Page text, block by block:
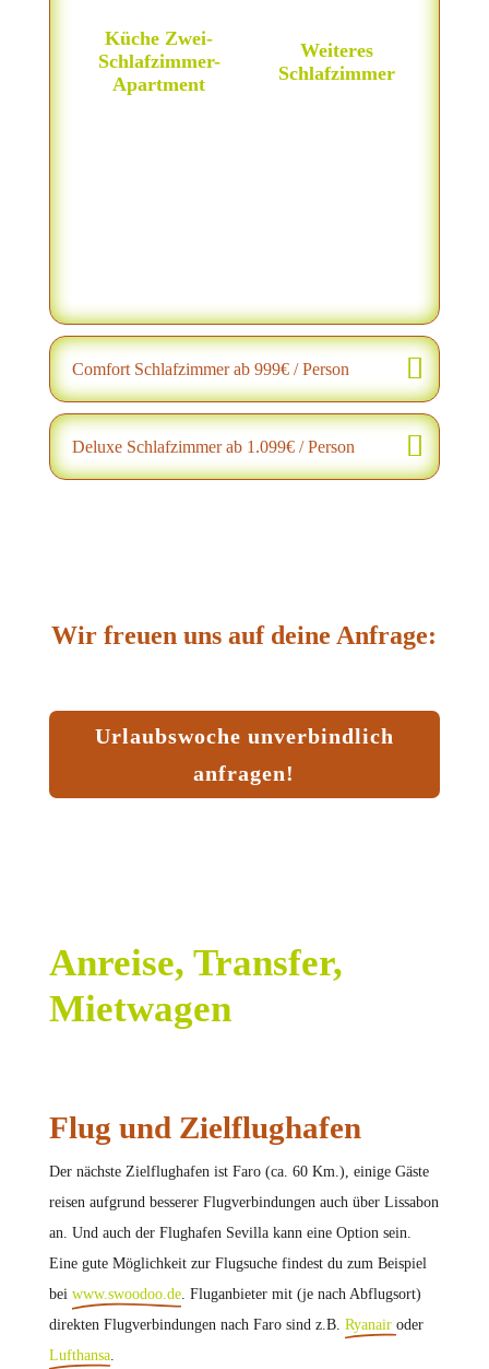
Küche Zwei-
Schlafzimmer-
Apartment
Weiteres
Schlafzimmer
Comfort Schlafzimmer ab 999€ / Person
Deluxe Schlafzimmer ab 1.099€ / Person
Wir freuen uns auf deine Anfrage:
Urlaubswoche unverbindlich
anfragen!
Anreise, Transfer,
Mietwagen
Flug und Zielflughafen
Der nächste Zielflughafen ist Faro (ca. 60 Km.), einige Gäste
reisen aufgrund besserer Flugverbindungen auch über Lissabon
an. Und auch der Flughafen Sevilla kann eine Option sein.
Eine gute Möglichkeit zur Flugsuche findest du zum Beispiel
bei www.swoodoo.de. Fluganbieter mit (je nach Abflugsort)
direkten Flugverbindungen nach Faro sind z.B. Ryanair oder
Lufthansa.